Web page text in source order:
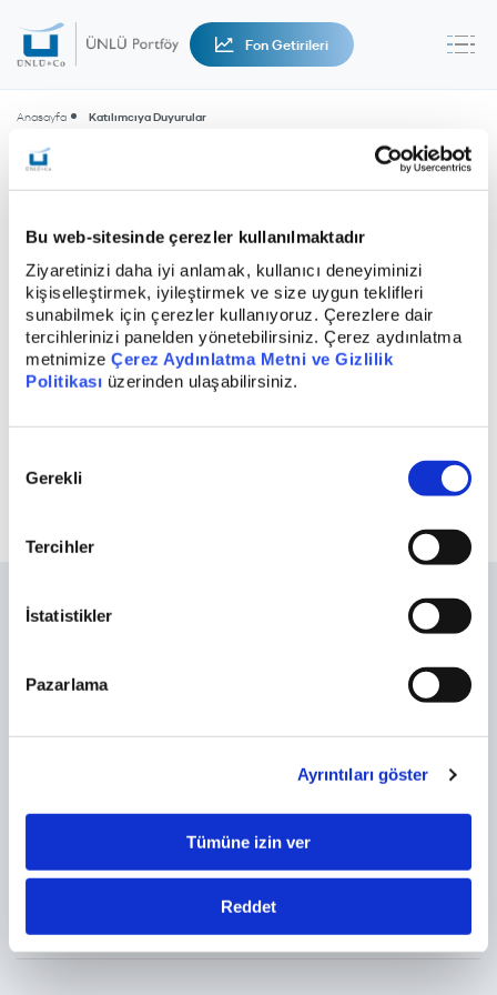
Bu web-sitesinde çerezler kullanılmaktadır
Ziyaretinizi daha iyi anlamak, kullanıcı deneyiminizi
kişiselleştirmek, iyileştirmek ve size uygun teklifleri
sunabilmek için çerezler kullanıyoruz. Çerezlere dair
tercihlerinizi panelden yönetebilirsiniz. Çerez aydınlatma
metnimize Çerez Aydınlatma Metni ve Gizlilik
Politikası üzerinden ulaşabilirsiniz.
Seçimi
Gerekli
Tercihler
İstatistikler
Pazarlama
Ayrıntıları göster
Tümüne izin ver
Reddet
Fon Getirileri
Anasayfa Katılımcıya Duyurular
Kişisel Verilerin Korunması
Acil Ve Beklenmedik Durum Planı
Takip Edin